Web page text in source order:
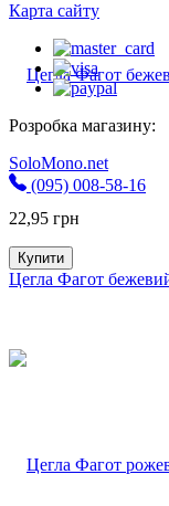
22,95 грн
Купити
Цегла Фагот
Карта сайту
Розробка магазину:
SoloMono.net
(095) 008-58-16